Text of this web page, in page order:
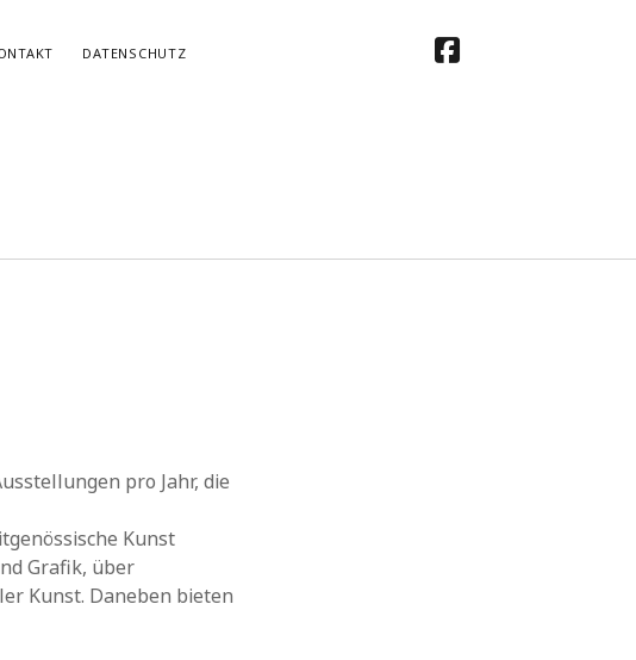
DATENSCHUTZ facebook
pro Jahr, die
Kunst
Grafik, über
Kunst. Daneben bieten